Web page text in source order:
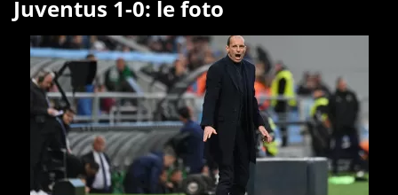
Juventus 1-0: le foto